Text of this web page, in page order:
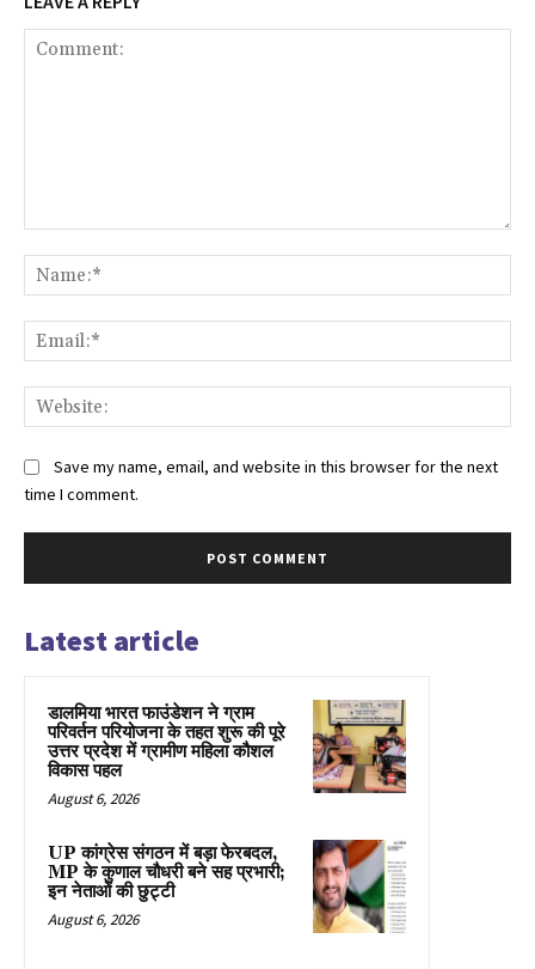
Save my name, email, and website in this browser for the next
time I comment.
Latest article
डालमिया भारत फाउंडेशन ने ग्राम
परिवर्तन परियोजना के तहत शुरू की पूरे
उत्तर प्रदेश में ग्रामीण महिला कौशल
विकास पहल
August 6, 2026
UP कांग्रेस संगठन में बड़ा फेरबदल,
MP के कुणाल चौधरी बने सह प्रभारी;
इन नेताओं की छुट्टी
August 6, 2026